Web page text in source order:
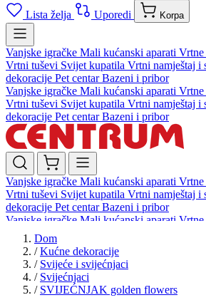
Lista želja Uporedi Korpa
Vanjske igračke Mali kućanski aparati Vrtne
Vrtni tuševi Svijet kupatila Vrtni namještaj i
dekoracije Pet centarBazeni i pribor
Vanjske igračke Mali kućanski aparati Vrtne
Vrtni tuševi Svijet kupatila Vrtni namještaj i
dekoracije Pet centarBazeni i pribor
Vanjske igračke Mali kućanski aparati Vrtne
Vrtni tuševi Svijet kupatila Vrtni namještaj i
dekoracije Pet centarBazeni i pribor
Vanjske igračke Mali kućanski aparati Vrtne
Vrtni tuševi
dekoracijePet centar Bazeni i pribor
Dom
/ Kućne dekoracije
/ Svijeće i svijećnjaci
/ Svijećnjaci
/ SVIJEĆNJAK golden flowers